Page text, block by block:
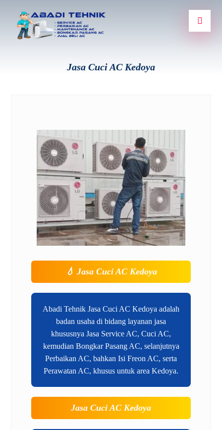
Jasa Cuci AC Kedoya
💧 Jasa Cuci AC Kedoya
Abadi Tehnik Jasa Cuci AC Kedoya adalah
badan usaha di bidang layanan jasa
khususnya Jasa Service AC, Cuci AC,
kemudian Bongkar Pasang AC, selanjutnya
Perbaikan AC, bahkan Isi Freon AC, serta
Perawatan AC, khusus untuk area Kedoya.
Jasa Cuci AC Kedoya